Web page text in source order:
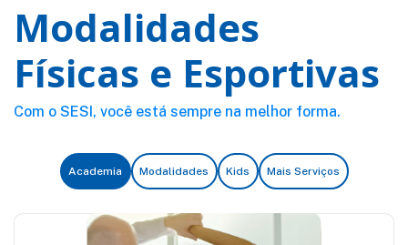
Modalidades
Físicas e Esportivas
Com o SESI, você está sempre na melhor forma.
Academia Modalidades Kids Mais Serviços